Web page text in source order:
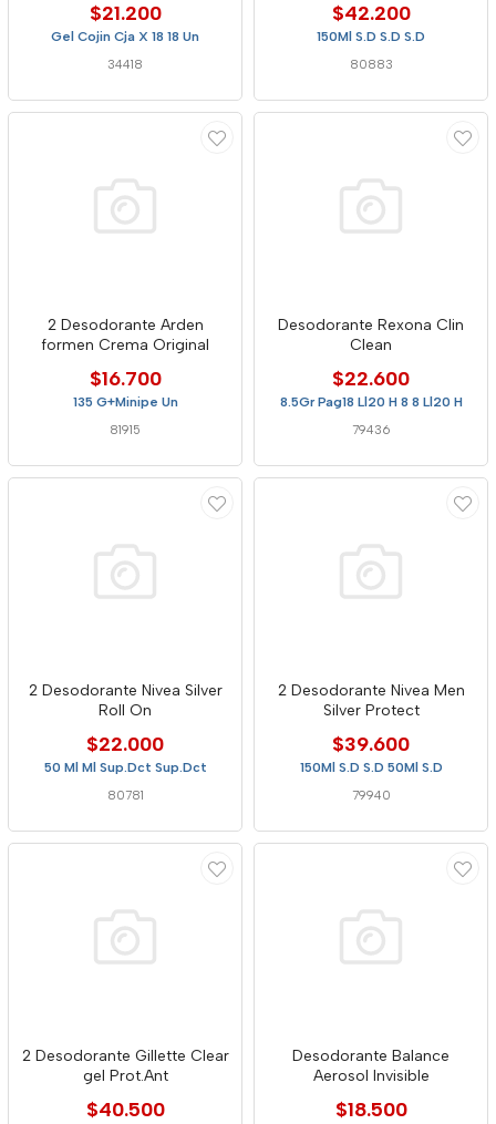
$21.200
Gel Cojin Cja X 18 18 Un
34418
$42.200
150Ml S.D S.D S.D
80883
2 Desodorante Arden
formen Crema Original
$16.700
135 G+Minipe Un
81915
Desodorante Rexona Clin
Clean
$22.600
8.5Gr Pag18 Ll20 H 8 8 Ll20 H
79436
2 Desodorante Nivea Silver
Roll On
$22.000
50 Ml Ml Sup.Dct Sup.Dct
80781
2 Desodorante Nivea Men
Silver Protect
$39.600
150Ml S.D S.D 50Ml S.D
79940
2 Desodorante Gillette Clear
gel Prot.Ant
$40.500
Desodorante Balance
Aerosol Invisible
$18.500